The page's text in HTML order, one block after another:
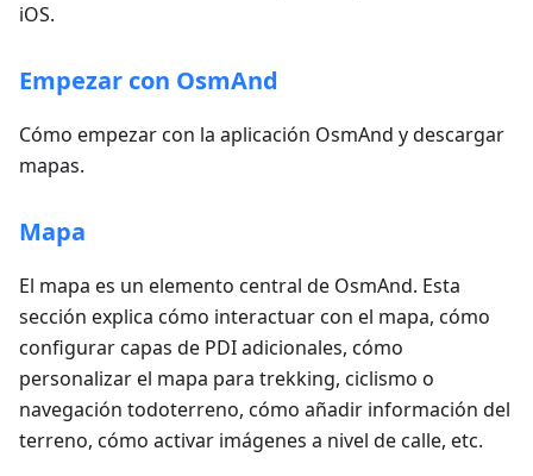
iOS.
Empezar con OsmAnd
Cómo empezar con la aplicación OsmAnd y descargar
mapas.
Mapa
El mapa es un elemento central de OsmAnd. Esta
sección explica cómo interactuar con el mapa, cómo
configurar capas de PDI adicionales, cómo
personalizar el mapa para trekking, ciclismo o
navegación todoterreno, cómo añadir información del
terreno, cómo activar imágenes a nivel de calle, etc.